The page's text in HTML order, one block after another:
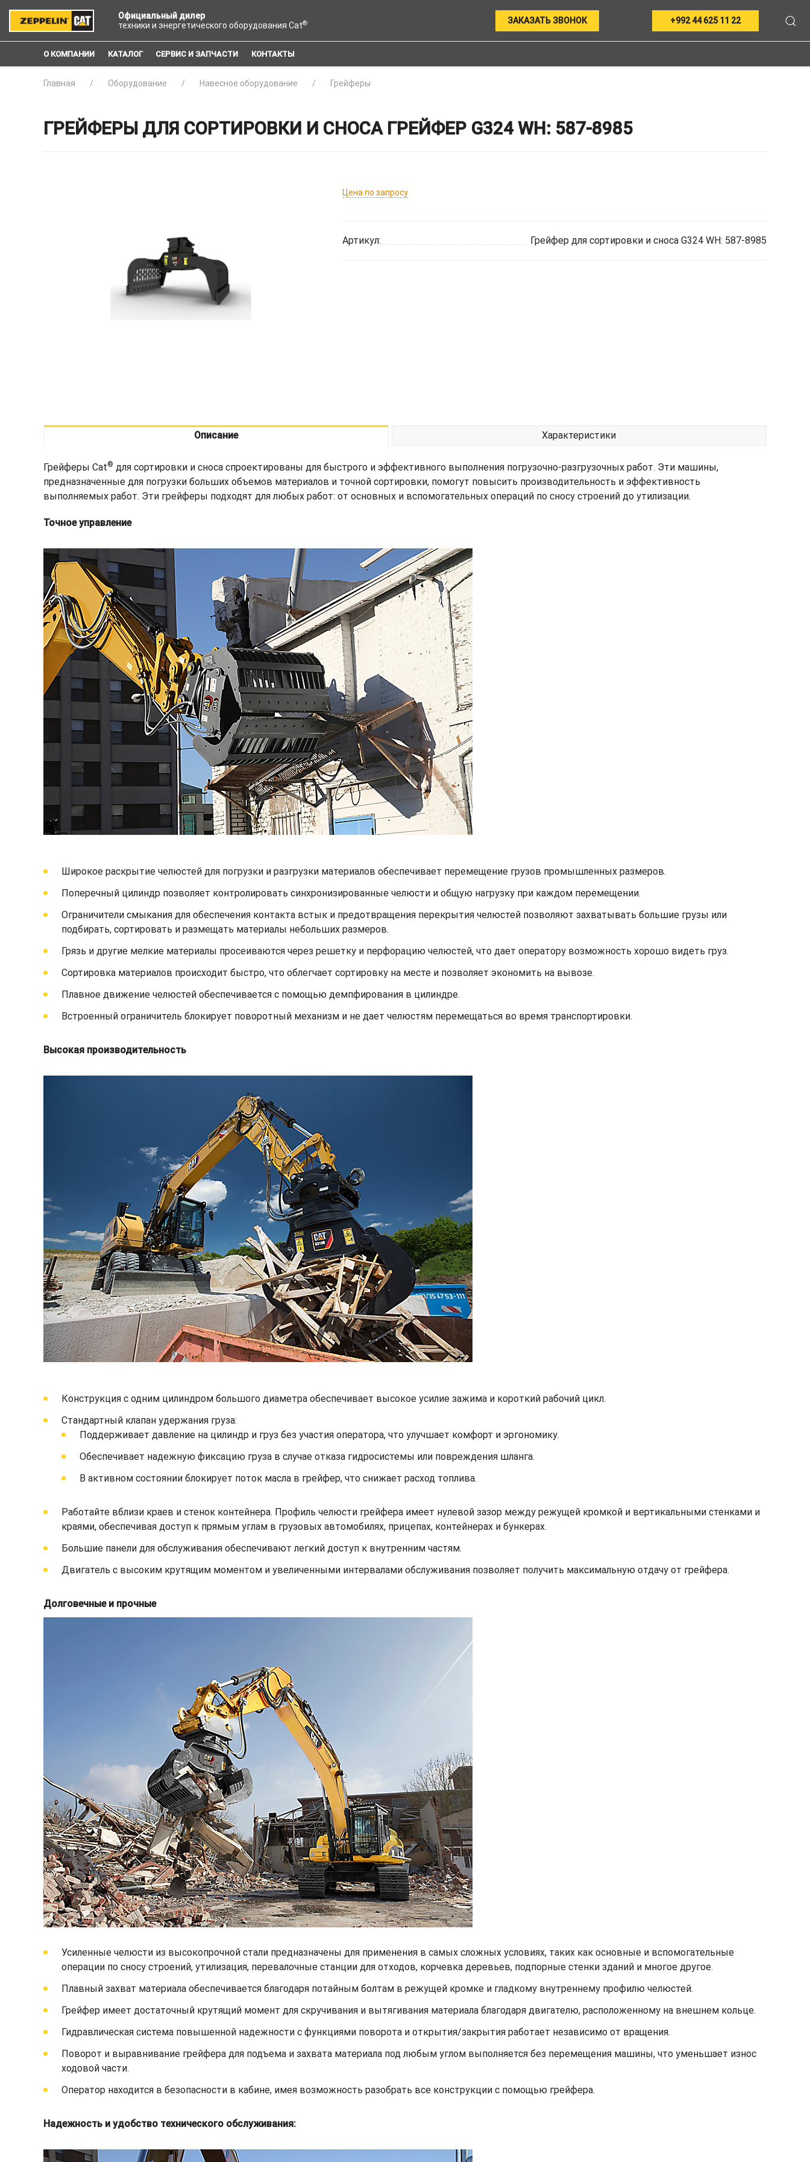
Официальный дилер
техники и энергетического оборудования Cat® ЗАКАЗАТЬ ЗВОНОК +992 44 625 11 22
О КОМПАНИИ КАТАЛОГ СЕРВИС И ЗАПЧАСТИ КОНТАКТЫ
Главная Оборудование Навесное оборудование Грейферы
ГРЕЙФЕРЫ ДЛЯ СОРТИРОВКИ И СНОСА ГРЕЙФЕР G324 WH: 587-8985
Цена по запросу
Артикул: Грейфер для сортировки и сноса G324 WH: 587-8985
Описание Характеристики
Грейферы Cat® для сортировки и сноса спроектированы для быстрого и эффективного выполнения погрузочно-разгрузочных работ. Эти машины,
предназначенные для погрузки больших объемов материалов и точной сортировки, помогут повысить производительность и эффективность
выполняемых работ. Эти грейферы подходят для любых работ: от основных и вспомогательных операций по сносу строений до утилизации.
Точное управление
Широкое раскрытие челюстей для погрузки и разгрузки материалов обеспечивает перемещение грузов промышленных размеров.
Поперечный цилиндр позволяет контролировать синхронизированные челюсти и общую нагрузку при каждом перемещении.
Ограничители смыкания для обеспечения контакта встык и предотвращения перекрытия челюстей позволяют захватывать большие грузы или
подбирать, сортировать и размещать материалы небольших размеров.
Грязь и другие мелкие материалы просеиваются через решетку и перфорацию челюстей, что дает оператору возможность хорошо видеть груз.
Сортировка материалов происходит быстро, что облегчает сортировку на месте и позволяет экономить на вывозе.
Плавное движение челюстей обеспечивается с помощью демпфирования в цилиндре.
Встроенный ограничитель блокирует поворотный механизм и не дает челюстям перемещаться во время транспортировки.
Высокая производительность
Конструкция с одним цилиндром большого диаметра обеспечивает высокое усилие зажима и короткий рабочий цикл.
Стандартный клапан удержания груза:
Поддерживает давление на цилиндр и груз без участия оператора, что улучшает комфорт и эргономику.
Обеспечивает надежную фиксацию груза в случае отказа гидросистемы или повреждения шланга.
В активном состоянии блокирует поток масла в грейфер, что снижает расход топлива.
Работайте вблизи краев и стенок контейнера. Профиль челюсти грейфера имеет нулевой зазор между режущей кромкой и вертикальными стенками и
краями, обеспечивая доступ к прямым углам в грузовых автомобилях, прицепах, контейнерах и бункерах.
Большие панели для обслуживания обеспечивают легкий доступ к внутренним частям.
Двигатель с высоким крутящим моментом и увеличенными интервалами обслуживания позволяет получить максимальную отдачу от грейфера.
Долговечные и прочные
Усиленные челюсти из высокопрочной стали предназначены для применения в самых сложных условиях, таких как основные и вспомогательные
операции по сносу строений, утилизация, перевалочные станции для отходов, корчевка деревьев, подпорные стенки зданий и многое другое.
Плавный захват материала обеспечивается благодаря потайным болтам в режущей кромке и гладкому внутреннему профилю челюстей.
Грейфер имеет достаточный крутящий момент для скручивания и вытягивания материала благодаря двигателю, расположенному на внешнем кольце.
Гидравлическая система повышенной надежности с функциями поворота и открытия/закрытия работает независимо от вращения.
Поворот и выравнивание грейфера для подъема и захвата материала под любым углом выполняется без перемещения машины, что уменьшает износ
ходовой части.
Оператор находится в безопасности в кабине, имея возможность разобрать все конструкции с помощью грейфера.
Надежность и удобство технического обслуживания: